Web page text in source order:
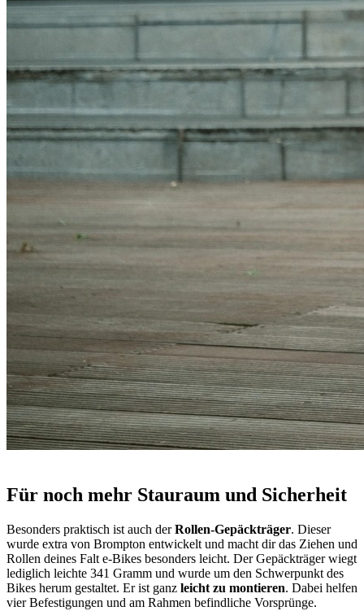
Für noch mehr Stauraum und Sicherheit
Besonders praktisch ist auch derRollen-Gepäckträger. Dieser
wurde extra von Brompton entwickelt und macht dir das Ziehen und
Rollen deines Falt e-Bikes besonders leicht. Der Gepäckträger wiegt
lediglich leichte 341 Gramm und wurde um den Schwerpunkt des
Bikes herum gestaltet. Er ist ganz leicht zu montieren. Dabei helfen
vier Befestigungen und am Rahmen befindliche Vorsprünge.